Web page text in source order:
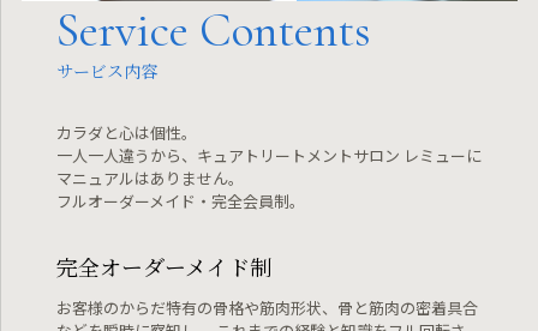
Service Contents
サービス内容
カラダと心は個性。
一人一人違うから、キュアトリートメントサロン レミューに
マニュアルはありません。
フルオーダーメイド・完全会員制。
完全オーダーメイド制
お客様のからだ特有の骨格や筋肉形状、骨と筋肉の密着具合